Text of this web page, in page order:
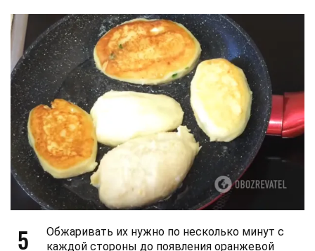
5
Обжаривать их нужно по несколько минут с
каждой стороны до появления оранжевой